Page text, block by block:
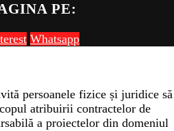
PE:
Whatsapp
persoanele fizice și juridice să
atribuirii contractelor de
a proiectelor din domeniul